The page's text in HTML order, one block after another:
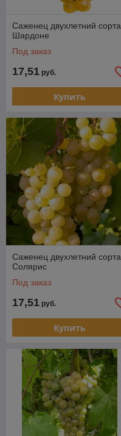
Саженец двухлетний сорта
Шардоне
Под заказ
17,51 руб.
Купить
Саженец двухлетний сорта
Солярис
Под заказ
17,51 руб.
Купить